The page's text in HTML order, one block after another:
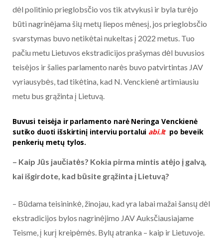
dėl politinio prieglobsčio vos tik atvykusi ir byla turėjo
būti nagrinėjama šių metų liepos mėnesį, jos prieglobsčio
svarstymas buvo netikėtai nukeltas į 2022 metus. Tuo
pačiu metu Lietuvos ekstradicijos prašymas dėl buvusios
teisėjos ir šalies parlamento narės buvo patvirtintas JAV
vyriausybės, tad tikėtina, kad N. Venckienė artimiausiu
metu bus grąžinta į Lietuvą.
Buvusi teisėja ir parlamento narė Neringa Venckienė
sutiko duoti išskirtinį interviu portalui abi.ltpo beveik
penkerių metų tylos.
– Kaip Jūs jaučiatės? Kokia pirma mintis atėjo į galvą,
kai išgirdote, kad būsite grąžinta į Lietuvą?
– Būdama teisininkė, žinojau, kad yra labai mažai šansų dėl
ekstradicijos bylos nagrinėjimo JAV Auksčiausiajame
Teisme, į kurį kreipėmės. Bylų atranka – kaip ir Lietuvoje.